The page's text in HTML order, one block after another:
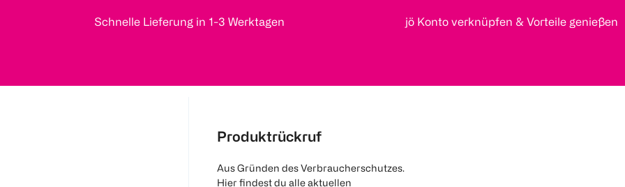
Schnelle Lieferung in 1-3 Werktagen jö Konto verknüpfen & Vorteile genießen
Produktrückruf
Aus Gründen des Verbraucherschutzes.
Hier findest du alle aktuellen